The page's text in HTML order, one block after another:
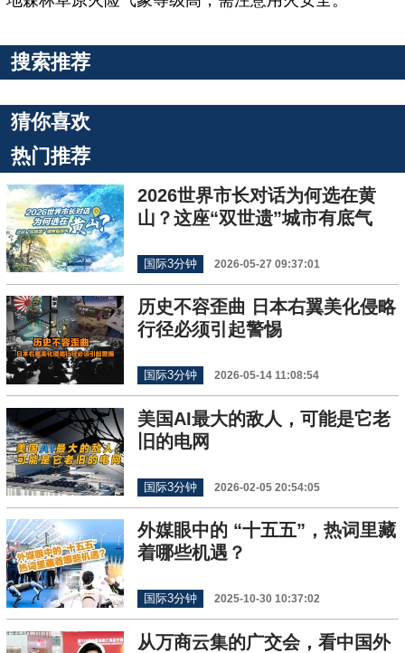
搜索推荐
猜你喜欢
热门推荐
2026世界市长对话为何选在黄
山？这座“双世遗”城市有底气
国际3分钟 2026-05-27 09:37:01
历史不容歪曲 日本右翼美化侵略
行径必须引起警惕
国际3分钟 2026-05-14 11:08:54
美国AI最大的敌人，可能是它老
旧的电网
国际3分钟 2026-02-05 20:54:05
外媒眼中的 “十五五”，热词里藏
着哪些机遇？
国际3分钟 2025-10-30 10:37:02
从万商云集的广交会，看中国外